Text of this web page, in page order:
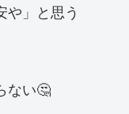
」と思う
ない🤔